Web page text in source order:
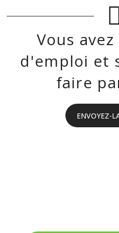
Vous
d'emploi et
faire
ENVOYEZ-